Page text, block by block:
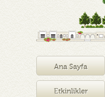
Ana Sayfa
Etkinlikler